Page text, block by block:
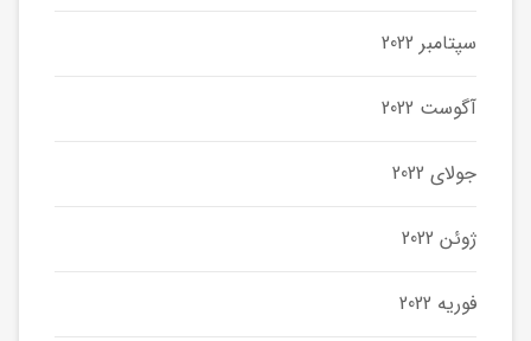
سپتامبر 2022
آگوست 2022
جولای 2022
ژوئن 2022
فوریه 2022